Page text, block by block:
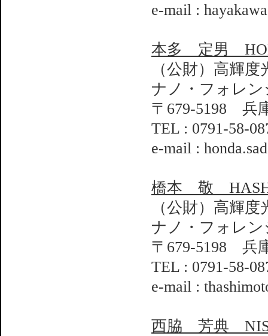
e-mail :
本多 定男
（公財）高輝
ナノ・フォレ
〒679-5198 兵
TEL : 0791-58-
e-mail :
橋本 敬
（公財）高輝
ナノ・フォレ
〒679-5198 兵
TEL : 0791-58-
e-mail :
西脇 芳典